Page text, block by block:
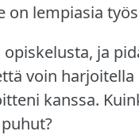
on lempiasia
opiskelusta, ja
voin
kanssa.